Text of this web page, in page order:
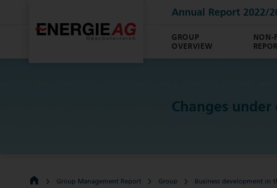
Annual Report 2022/
GROUP
OVERVIEW
NON-
Changes
Group Management Report Group Business development in